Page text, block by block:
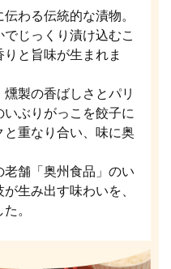
わる伝統的な漬物。
じっくり漬け込むこ
と旨味が生まれま
製の香ばしさとパリ
ぶりがっこを餃子に
重なり合い、味に奥
舗「奥州食品」のい
生み出す味わいを、
。